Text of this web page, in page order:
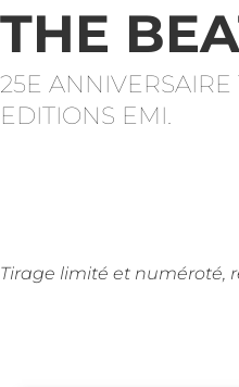
THE
25E ANNIVERSAIRE
EDITIONS EMI.
Tirage limité et numéroté,